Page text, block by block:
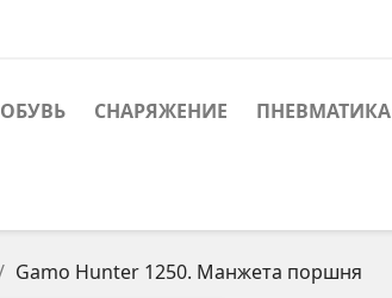
ОБУВЬ СНАРЯЖЕНИЕ ПНЕВМАТИКА
Gamo Hunter 1250. Манжета поршня